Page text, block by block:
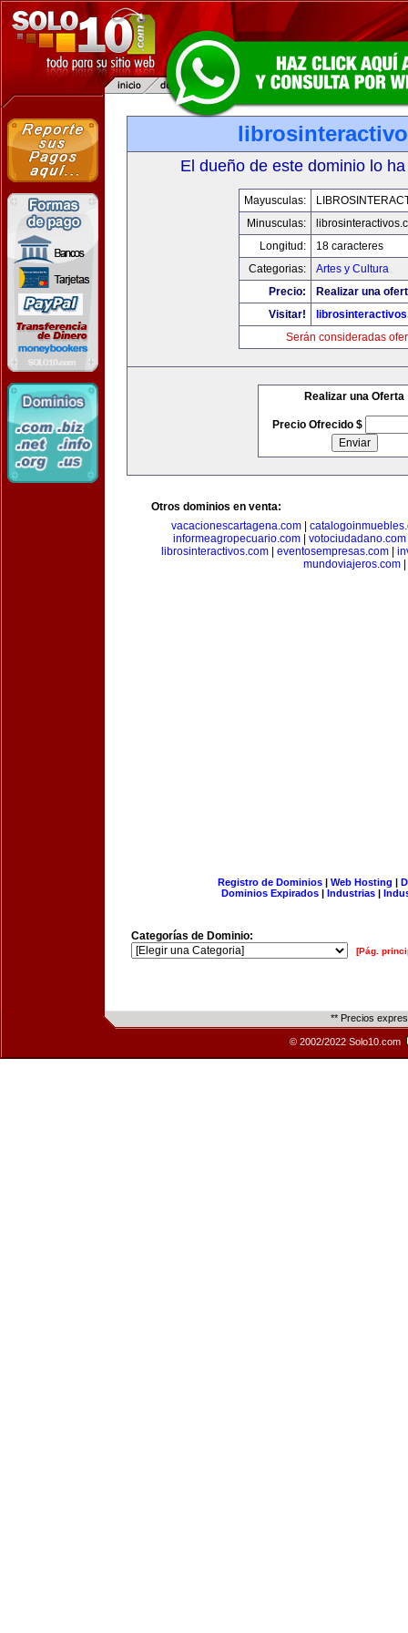
El dueño de este dominio lo
Mayusculas:
Minusculas:
Longitud:
18 caracteres
Categorias:
Artes y Cultura
Precio:
Realizar una
Visitar!
Serán consideradas
Realizar una Oferta
Precio Ofrecido $
Otros dominios en venta:
vacacionescartagena.com
informeagropecuario.com| votociudadano.com
librosinteractivos.com| eventosempresas.com|
mundoviajeros.com|
Registro de Dominios| Web Hosting |
Dominios Expirados | Industrias |
Categorías de Dominio:
[Pág.
** Precios
© 2002/2022 Solo10.com